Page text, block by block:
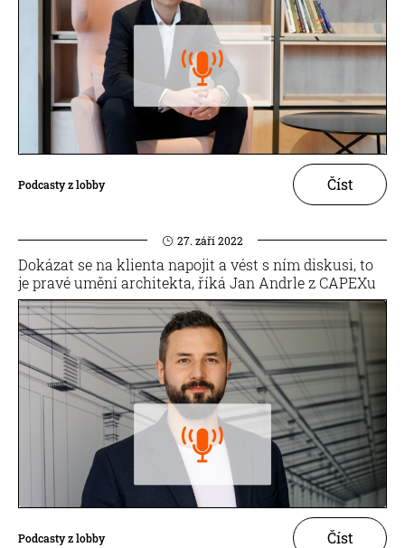
Podcasty z lobby Číst
27. září 2022
Dokázat se na klienta napojit a vést s ním diskusi, to
je pravé umění architekta, říká Jan Andrle z CAPEXu
Podcasty z lobby Číst